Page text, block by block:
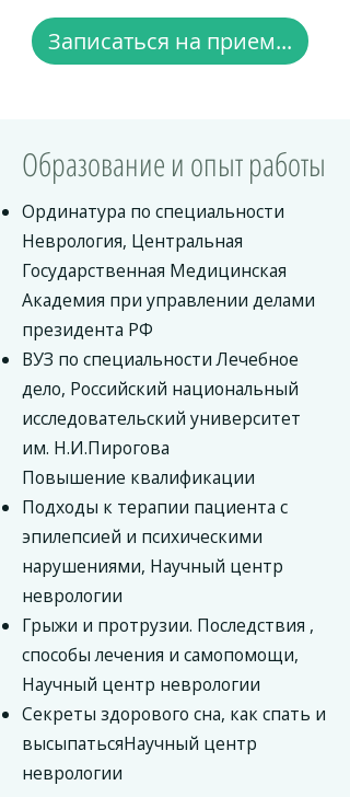
Записаться на прием...
Образование и опыт работы
Ординатура по специальности
Неврология, Центральная
Государственная Медицинская
Академия при управлении делами
президента РФ
ВУЗ по специальности Лечебное
дело, Российский национальный
исследовательский университет
им. Н.И.Пирогова
Повышение квалификации
Подходы к терапии пациента с
эпилепсией и психическими
нарушениями, Научный центр
неврологии
Грыжи и протрузии. Последствия ,
способы лечения и самопомощи,
Научный центр неврологии
Секреты здорового сна, как спать и
высыпатьсяНаучный центр
неврологии